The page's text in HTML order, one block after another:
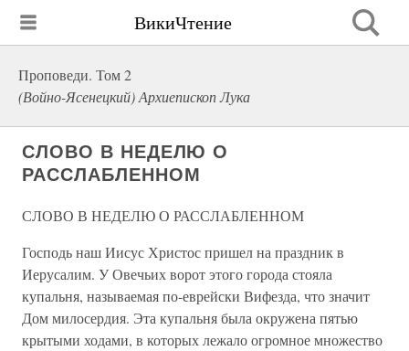
ВикиЧтение
Проповеди. Том 2
(Войно-Ясенецкий) Архиепископ Лука
СЛОВО В НЕДЕЛЮ О
РАССЛАБЛЕННОМ
СЛОВО В НЕДЕЛЮ О РАССЛАБЛЕННОМ
Господь наш Иисус Христос пришел на праздник в
Иерусалим. У Овечьих ворот этого города стояла
купальня, называемая по-еврейски Вифезда, что значит
Дом милосердия. Эта купальня была окружена пятью
крытыми ходами, в которых лежало огромное множество